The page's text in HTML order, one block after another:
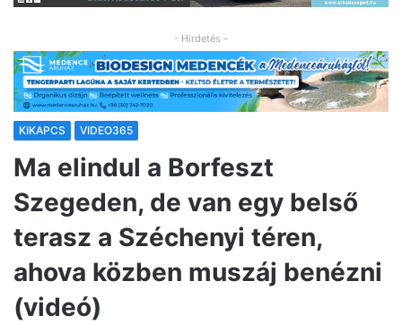
- Hirdetés -
KIKAPCS VIDEO365
Ma elindul a Borfeszt
Szegeden, de van egy belső
terasz a Széchenyi téren,
ahova közben muszáj benézni
(videó)